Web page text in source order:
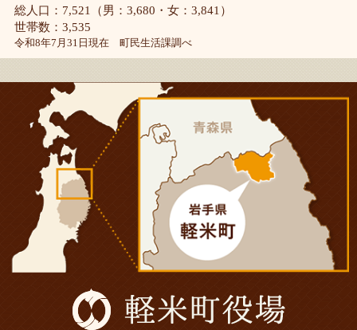
総人口：7,521（男：3,680・女：3,841）
世帯数：3,535
令和8年7月31日現在 町民生活課調べ